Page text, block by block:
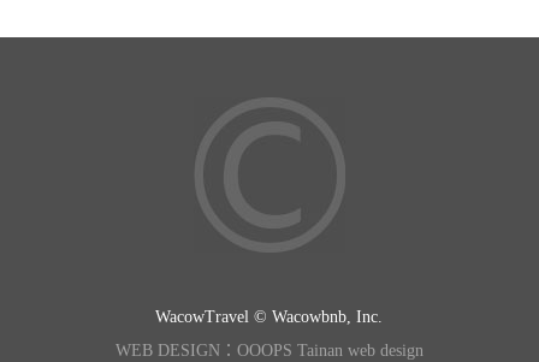
WacowTravel © Wacowbnb, Inc.
WEB DESIGN：OOOPS Tainan web design